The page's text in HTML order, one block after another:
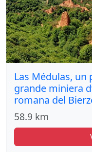
Las Médulas,
grande miniera
romana del
58.9 km